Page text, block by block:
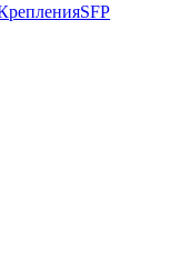
SFP